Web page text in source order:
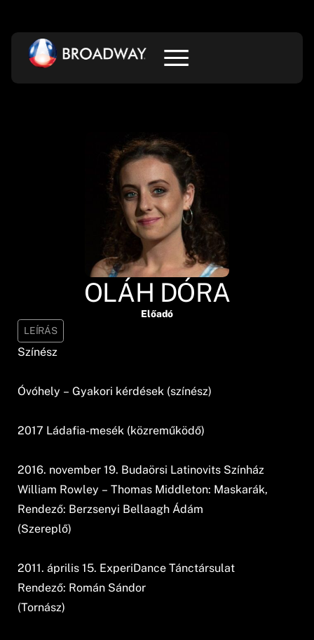
OLÁH DÓRA
Előadó
LEÍRÁS
Színész
Óvóhely – Gyakori kérdések (színész)
2017 Ládafia-mesék (közreműködő)
2016. november 19. Budaörsi Latinovits Színház
William Rowley – Thomas Middleton: Maskarák,
Rendező: Berzsenyi Bellaagh Ádám
(Szereplő)
2011. április 15. ExperiDance Tánctársulat
Rendező: Román Sándor
(Tornász)